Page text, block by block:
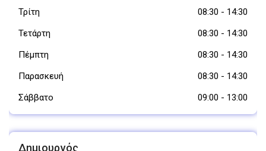
Τρίτη
08:30 - 14:30
Τετάρτη
08:30 - 14:30
Πέμπτη
08:30 - 14:30
Παρασκευή
08:30 - 14:30
Σάββατο
09:00 - 13:00
Δημιουργός